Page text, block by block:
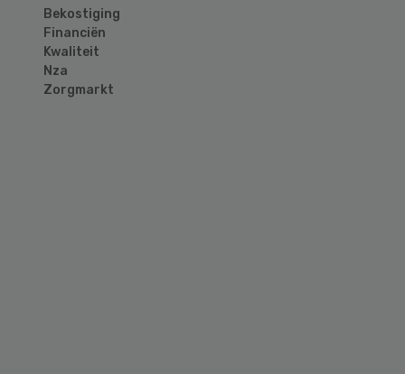
Bekostiging
Financiën
Kwaliteit
Nza
Zorgmarkt